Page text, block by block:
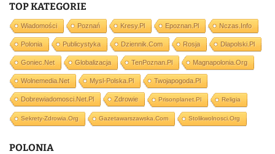
TOP KATEGORIE
Wiadomości Poznań Kresy.pl Epoznan.pl Nczas.info
Polonia Publicystyka Dziennik.com Rosja Dlapolski.pl
Goniec.net Globalizacja TenPoznan.pl Magnapolonia.org
Wolnemedia.net Mysl-Polska.pl Twojapogoda.pl
Dobrewiadomosci.net.pl Zdrowie Prisonplanet.pl Religia
Sekrety-Zdrowia.org Gazetawarszawska.com Stolikwolnosci.org
POLONIA